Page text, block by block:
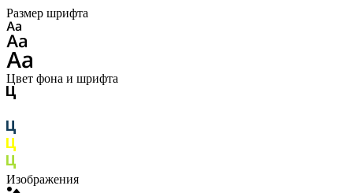
Размер шрифта
Цвет фона и шрифта
Изображения